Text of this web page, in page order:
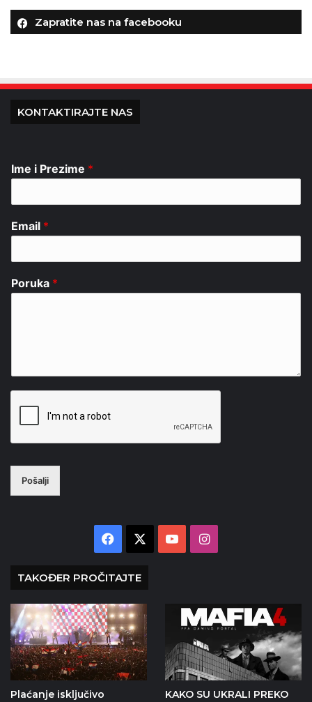
Zapratite nas na facebooku
KONTAKTIRAJTE NAS
Ime i Prezime *
Email *
Poruka *
Pošalji
Facebook YouTubeInstagram
TAKOĐER PROČITAJTE
Plaćanje isključivo
KAKO SU UKRALI PREKO